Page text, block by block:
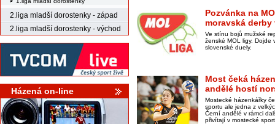
2.liga mladší dorostenky - západ
2.liga mladší dorostenky - východ
Házená on-line
Pozvánka na
moravská
Ve stínu bojů mužské
ženské MOL ligy. Dojde
slovenské duely.
Most čeká
andělé hostí
Mostecké házenkářky
sportu ale jedna z
Černí andělé v rámci
přivítají v mostecké